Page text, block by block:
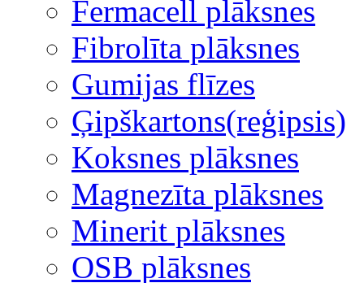
Fermacell plāksnes
Fibrolīta plāksnes
Gumijas flīzes
Ģipškartons(reģipsis)
Koksnes plāksnes
Magnezīta plāksnes
Minerit plāksnes
OSB plāksnes